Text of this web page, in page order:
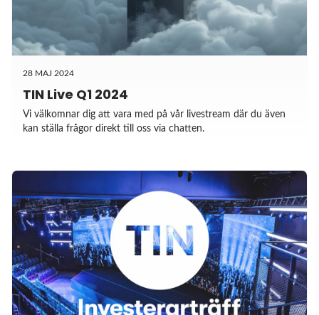
28 MAJ 2024
TIN Live Q1 2024
Vi välkomnar dig att vara med på vår livestream där du även
kan ställa frågor direkt till oss via chatten.